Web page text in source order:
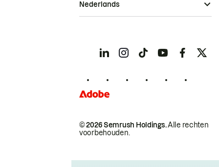
© 2026 Semrush Holdings.Alle rechten
voorbehouden.
Nederlands